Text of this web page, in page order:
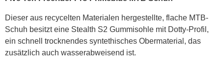
Dieser aus recycelten Materialen hergestellte, flache MTB-
Schuh besitzt eine Stealth S2 Gummisohle mit Dotty-Profil,
ein schnell trocknendes syntethisches Obermaterial, das
zusätzlich auch wasserabweisend ist.